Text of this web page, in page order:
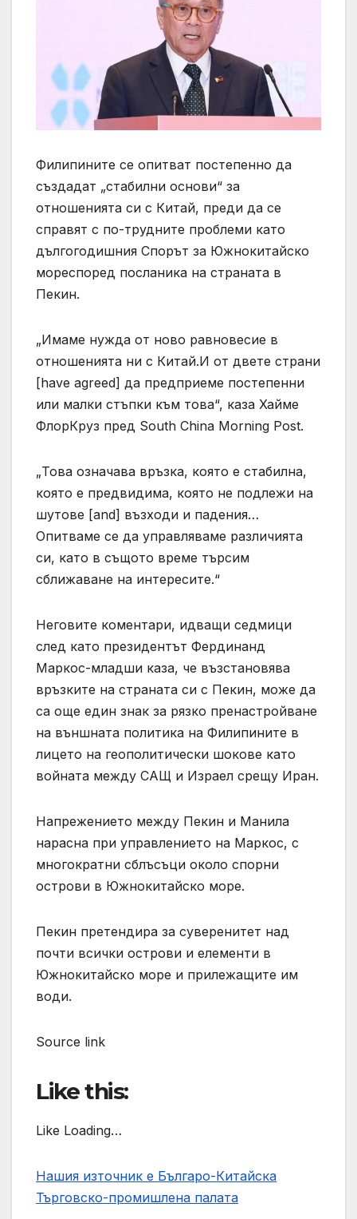
Филипините се опитват постепенно да
създадат „стабилни основи“ за
отношенията си с Китай, преди да се
справят с по-трудните проблеми като
дългогодишния Спорът за Южнокитайско
мореспоред посланика на страната в
Пекин.
„Имаме нужда от ново равновесие в
отношенията ни с Китай.И от двете страни
[have agreed] да предприеме постепенни
или малки стъпки към това“, каза Хайме
ФлорКруз пред South China Morning Post.
„Това означава връзка, която е стабилна,
която е предвидима, която не подлежи на
шутове [and] възходи и падения…
Опитваме се да управляваме различията
си, като в същото време търсим
сближаване на интересите.“
Неговите коментари, идващи седмици
след като президентът Фердинанд
Маркос-младши каза, че възстановява
връзките на страната си с Пекин, може да
са още един знак за рязко пренастройване
на външната политика на Филипините в
лицето на геополитически шокове като
войната между САЩ и Израел срещу Иран.
Напрежението между Пекин и Манила
нарасна при управлението на Маркос, с
многократни сблъсъци около спорни
острови в Южнокитайско море.
Пекин претендира за суверенитет над
почти всички острови и елементи в
Южнокитайско море и прилежащите им
води.
Source link
Like this:
Like Loading…
Нашия източник е Българо-Китайска
Търговско-промишлена палaта